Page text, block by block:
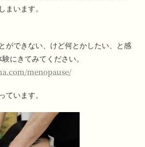
まいます。
ができない、けど何とかしたい、と感
にきてみてください。
menopause/
ています。